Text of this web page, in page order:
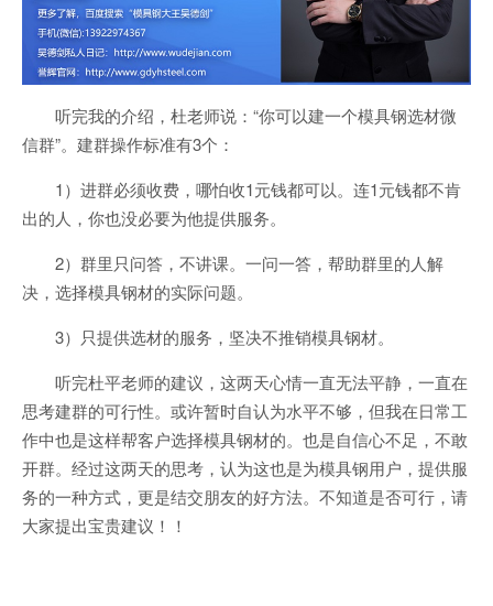
听完我的介绍，杜老师说：“你可以建一个模具钢选材微
信群”。建群操作标准有3个：
1）进群必须收费，哪怕收1元钱都可以。连1元钱都不肯
出的人，你也没必要为他提供服务。
2）群里只问答，不讲课。一问一答，帮助群里的人解
决，选择模具钢材的实际问题。
3）只提供选材的服务，坚决不推销模具钢材。
听完杜平老师的建议，这两天心情一直无法平静，一直在
思考建群的可行性。或许暂时自认为水平不够，但我在日常工
作中也是这样帮客户选择模具钢材的。也是自信心不足，不敢
开群。经过这两天的思考，认为这也是为模具钢用户，提供服
务的一种方式，更是结交朋友的好方法。不知道是否可行，请
大家提出宝贵建议！！